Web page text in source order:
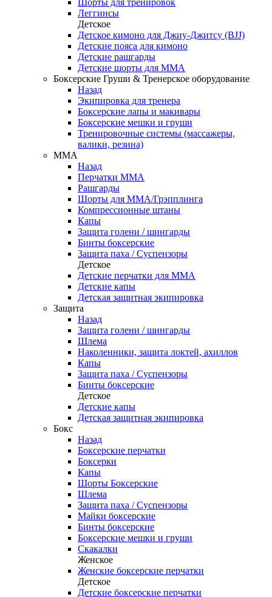
Шорты для тренировок
Леггинсы
Детское
Детское кимоно для Джиу-Джитсу (BJJ)
Детские пояса для кимоно
Детские рашгарды
Детские шорты для ММА
Боксерские Груши & Тренерское оборудование
Назад
Экипировка для тренера
Боксерские лапы и макивары
Боксерские мешки и груши
Тренировочные системы (массажеры,
валики, резина)
ММА
Назад
Перчатки ММА
Рашгарды
Шорты для ММА/Грэпплинга
Компрессионные штаны
Капы
Защита голени / шингарды
Бинты боксерские
Защита паха / Суспензоры
Детское
Детские перчатки для ММА
Детские капы
Детская защитная экипировка
Защита
Назад
Защита голени / шингарды
Шлема
Наколенники, защита локтей, ахиллов
Капы
Защита паха / Суспензоры
Бинты боксерские
Детское
Детские капы
Детская защитная экипировка
Бокс
Назад
Боксерские перчатки
Боксерки
Капы
Шорты Боксерские
Шлема
Защита паха / Суспензоры
Майки боксерские
Бинты боксерские
Боксерские мешки и груши
Скакалки
Женское
Женские боксерские перчатки
Детское
Детские боксерские перчатки